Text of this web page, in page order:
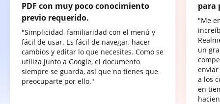
PDF con muy poco conocimiento
previo requerido.
"Simplicidad, familiaridad con el menú y
fácil de usar. Es fácil de navegar, hacer
cambios y editar lo que necesites. Como se
utiliza junto a Google, el documento
siempre se guarda, así que no tienes que
preocuparte por ello."
para
"Me
un
a los
en